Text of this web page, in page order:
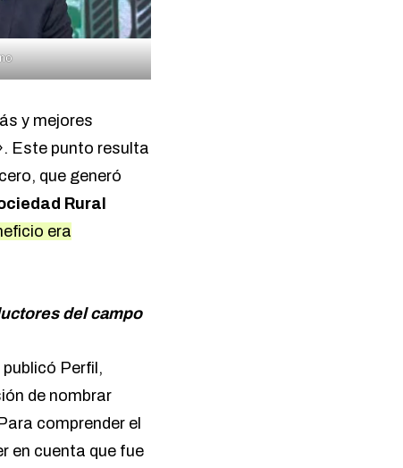
y mejores
Este punto resulta
que generó
Rural
era
del campo
publicó Perfil,
de nombrar
comprender el
en cuenta que fue